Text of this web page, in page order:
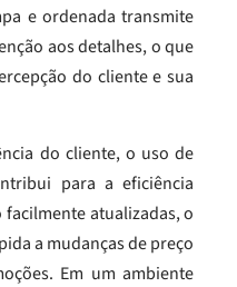
e ordenada transmite
aos detalhes, o que
do cliente e sua
do cliente, o uso de
para a eficiência
atualizadas, o
a mudanças de preço
Em um ambiente